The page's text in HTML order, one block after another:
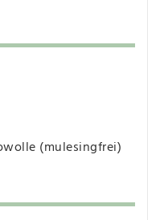
(mulesingfrei)